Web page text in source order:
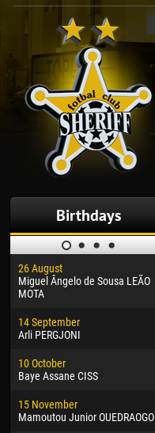
Birthdays
26 August
Miguel Ângelo de Sousa LEÃO
MOTA
14 September
Arli PERGJONI
10 October
Baye Assane CISS
15 November
Mamoutou Junior OUEDRAOGO